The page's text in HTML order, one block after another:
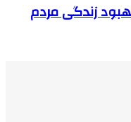
زندگی مردم